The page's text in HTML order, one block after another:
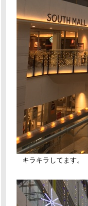
キラキラしてます。